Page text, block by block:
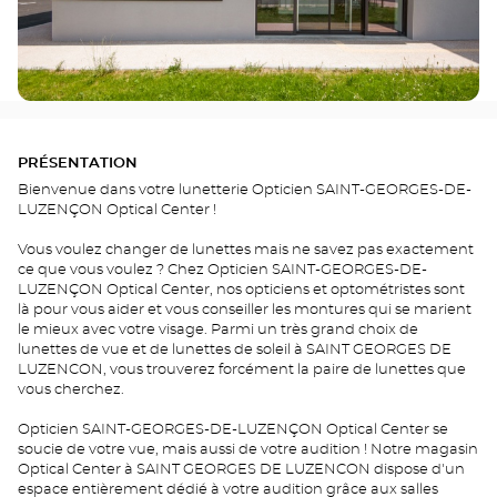
PRÉSENTATION
Bienvenue dans votre lunetterie Opticien SAINT-GEORGES-DE-
LUZENÇON Optical Center !
Vous voulez changer de lunettes mais ne savez pas exactement
ce que vous voulez ? Chez Opticien SAINT-GEORGES-DE-
LUZENÇON Optical Center, nos opticiens et optométristes sont
là pour vous aider et vous conseiller les montures qui se marient
le mieux avec votre visage. Parmi un très grand choix de
lunettes de vue et de lunettes de soleil à SAINT GEORGES DE
LUZENCON, vous trouverez forcément la paire de lunettes que
vous cherchez.
Opticien SAINT-GEORGES-DE-LUZENÇON Optical Center se
soucie de votre vue, mais aussi de votre audition ! Notre magasin
Optical Center à SAINT GEORGES DE LUZENCON dispose d'un
espace entièrement dédié à votre audition grâce aux salles